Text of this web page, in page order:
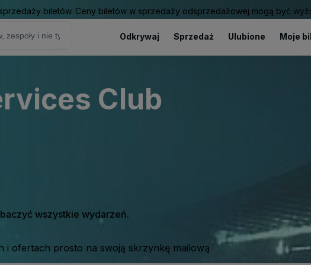
biletów. Ceny biletów w sprzedaży odsprzedażowej mogą być
Odkrywaj Sprzedaż Ulubione Moje
Club
wszystkie wydarzeń.
ofertach prosto na swoją skrzynkę mailową